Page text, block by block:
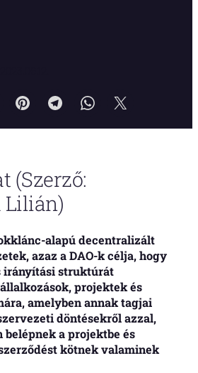
(Szerző:
Lilián)
alapú decentralizált
azaz a DAO-k célja, hogy
irányítási struktúrát
projektek és
amelyben annak tagjai
döntésekről azzal,
belépnek a projektbe és
kötnek valaminek